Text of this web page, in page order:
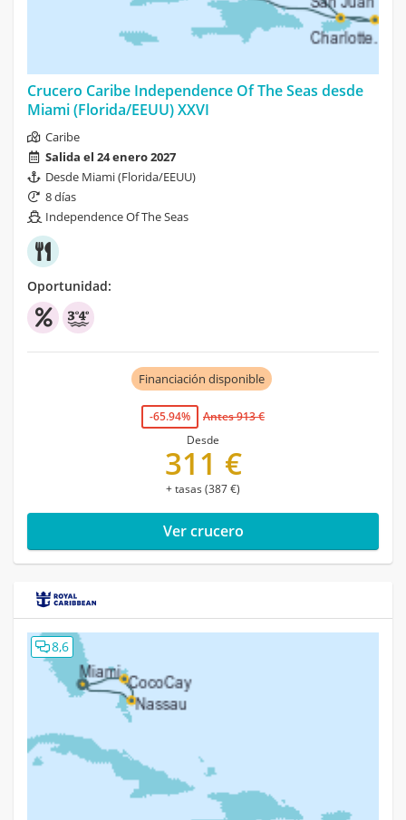
Crucero Caribe Independence Of The Seas desde
Miami (Florida/EEUU) XXVI
Caribe
Salida el 24 enero 2027
Desde Miami (Florida/EEUU)
8 días
Independence Of The Seas
Oportunidad:
Financiación disponible
-65.94%
Antes 913 €
Desde
311 €
+ tasas (387 €)
Ver crucero
8,6